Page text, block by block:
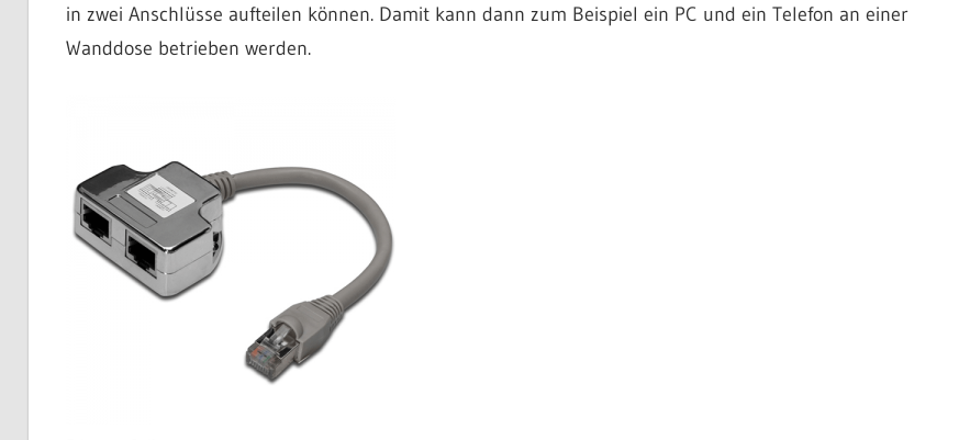
in zwei Anschlüsse aufteilen können. Damit kann dann zum Beispiel ein PC und ein Telefon an einer
Wanddose betrieben werden.